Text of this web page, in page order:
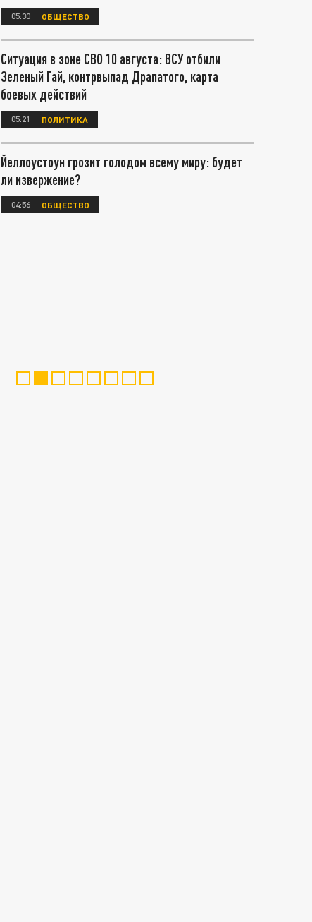
05:30 ОБЩЕСТВО
Ситуация в зоне СВО 10 августа: ВСУ отбили
Зеленый Гай, контрвыпад Драпатого, карта
боевых действий
05:21 ПОЛИТИКА
Йеллоустоун грозит голодом всему миру: будет
ли извержение?
04:56 ОБЩЕСТВО